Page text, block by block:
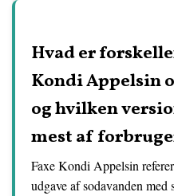
Hvad er
Kondi Appelsin
og hvilken
mest af
Faxe Kondi Appelsin
udgave af sodavanden